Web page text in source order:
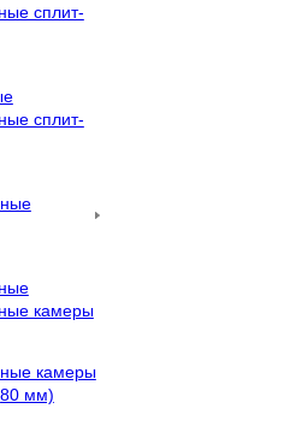
сплит-
сплит-
камеры
камеры
мм)